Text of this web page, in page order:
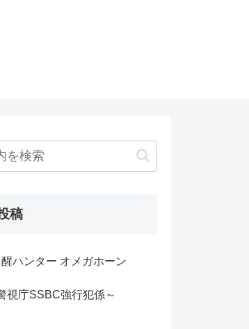
稿
ハンター オメガホーン
視庁SSBC強行犯係～